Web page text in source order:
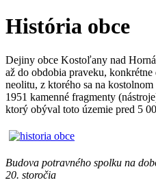
História obce
Dejiny obce Kostoľany nad
až do obdobia praveku,
neolitu, z ktorého sa na
1951 kamenné fragmenty
ktorý obýval toto územie pred 5
Budova potravného spolku na
20. storočia